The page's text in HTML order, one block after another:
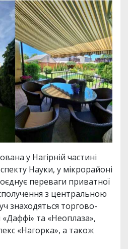
у Нагірній частині
Науки, у мікрорайоні
переваги приватної
з центральною
знаходяться торгово-
та «Неоплаза»,
«Нагорка», а також